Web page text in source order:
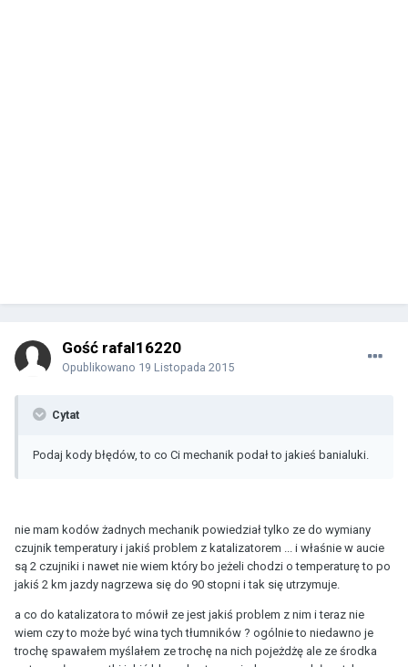
Gość rafal16220
Opublikowano 19 Listopada 2015
Cytat
Podaj kody błędów, to co Ci mechanik podał to jakieś banialuki.
nie mam kodów żadnych mechanik powiedział tylko ze do wymiany
czujnik temperatury i jakiś problem z katalizatorem ... i właśnie w aucie
są 2 czujniki i nawet nie wiem który bo jeżeli chodzi o temperaturę to po
jakiś 2 km jazdy nagrzewa się do 90 stopni i tak się utrzymuje.
a co do katalizatora to mówił ze jest jakiś problem z nim i teraz nie
wiem czy to może być wina tych tłumników ? ogólnie to niedawno je
trochę spawałem myślałem ze trochę na nich pojeżdżę ale ze środka